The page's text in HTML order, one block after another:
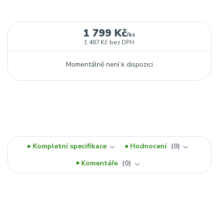
1 799 Kč/ks
1 487 Kč bez DPH
Momentálně není k dispozici
Kompletní specifikace Hodnocení
0
Komentáře
0